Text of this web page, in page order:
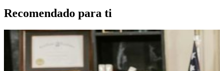
Recomendado para ti